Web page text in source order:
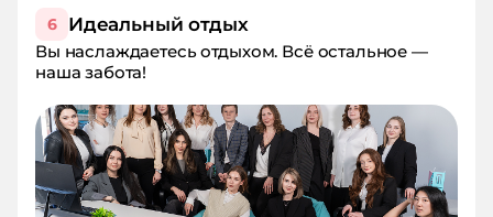
6 Идеальный отдых
Вы наслаждаетесь отдыхом. Всё остальное —
наша забота!